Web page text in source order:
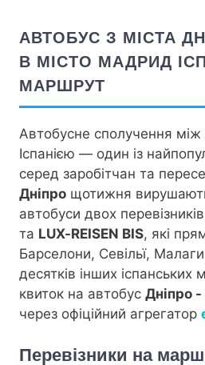
АВТОБУС З МІСТА
В МІСТО МАДРИД
МАРШРУТ
Автобусне сполучення між
Іспанією — один із
серед заробітчан та
Дніпро щотижня
автобуси двох
та LUX-REISEN BIS, які
Барселони, Севільї,
десятків інших іспанських
квиток на автобус Дніпро
через офіційний агрегатор
Перевізники на